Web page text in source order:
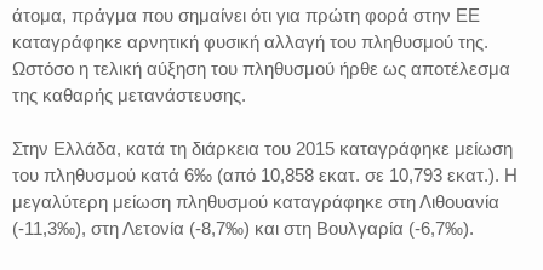
άτομα, πράγμα που σημαίνει ότι για πρώτη φορά στην ΕΕ
καταγράφηκε αρνητική φυσική αλλαγή του πληθυσμού της.
Ωστόσο η τελική αύξηση του πληθυσμού ήρθε ως αποτέλεσμα
της καθαρής μετανάστευσης.
Στην Ελλάδα, κατά τη διάρκεια του 2015 καταγράφηκε μείωση
του πληθυσμού κατά 6‰ (από 10,858 εκατ. σε 10,793 εκατ.). Η
μεγαλύτερη μείωση πληθυσμού καταγράφηκε στη Λιθουανία
(-11,3‰), στη Λετονία (-8,7‰) και στη Βουλγαρία (-6,7‰).